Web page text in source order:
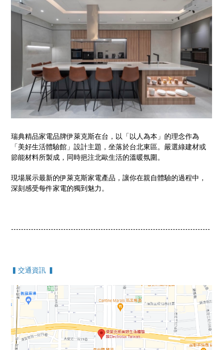
瑞典精品家電品牌伊萊克斯在台，以「以人為本」的理念作為
「美好生活體驗館」設計主題，坐落於台北東區。嚴選綠建材或
節能材料所製成，同時挹注北歐生活的溫暖氛圍。
現場展示最新的伊萊克斯家電產品，讓你在親自體驗的過程中，
深刻感受每件家電的獨到魅力。
--------------------------------------------------------------------------------
▍交通資訊 ▍